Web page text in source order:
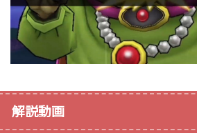
解説動画